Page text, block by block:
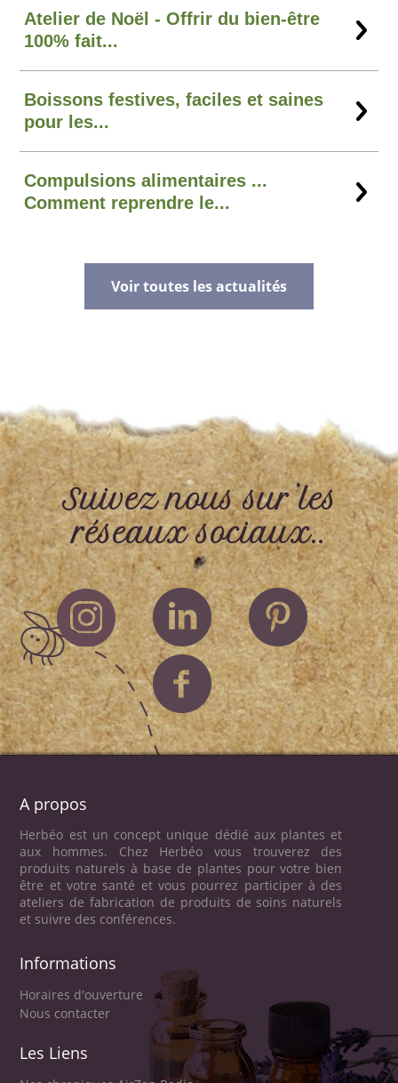
Atelier de Noël - Offrir du bien-être
100% fait...
Boissons festives, faciles et saines
pour les...
Compulsions alimentaires ...
Comment reprendre le...
Voir toutes les actualités
Suivez nous sur les
réseaux sociaux..
A propos
Herbéo est un concept unique dédié aux plantes et
aux hommes. Chez Herbéo vous trouverez des
produits naturels à base de plantes pour votre bien
être et votre santé et vous pourrez participer à des
ateliers de fabrication de produits de soins naturels
et suivre des conférences.
Informations
Horaires d'ouverture
Nous contacter
Les Liens